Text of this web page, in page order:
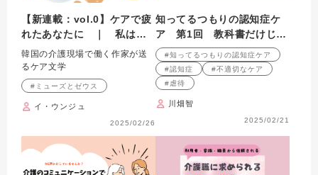
【新連載：vol.0】ケアで疲
れたあなたに ｜ 私はミ
ューズとゼウスのケアラー
です
韓国の介護現場で働く作家が送
るケア文学
#ミューズとゼウス
イ・ウンジュ
2025/02/26
知ってるつもりの認知症ケ
ア 第1回 教科書だけじゃ
わからない？
#知ってるつもりの認知症ケア
#認知症
#不適切なケア
#虐待
川畑智
2025/02/21